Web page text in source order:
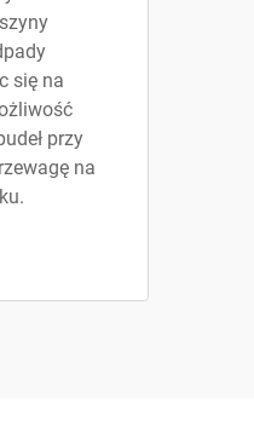
się na
przy
na